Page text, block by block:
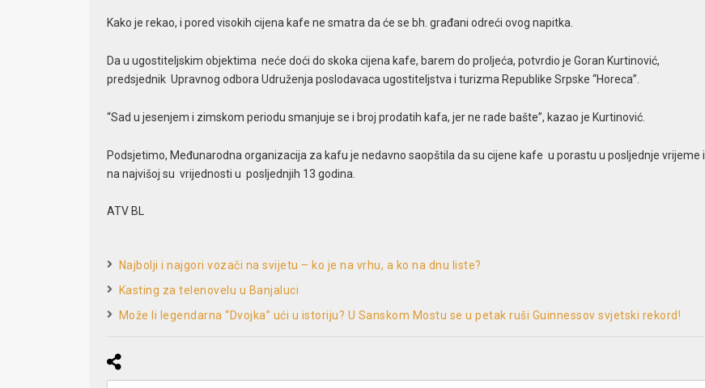
Kako je rekao, i pored visokih cijena kafe ne smatra da će se bh. građani odreći ovog napitka.
Da u ugostiteljskim objektima neće doći do skoka cijena kafe, barem do proljeća, potvrdio je Goran Kurtinović,
predsjednik Upravnog odbora Udruženja poslodavaca ugostiteljstva i turizma Republike Srpske “Horeca”.
“Sad u jesenjem i zimskom periodu smanjuje se i broj prodatih kafa, jer ne rade bašte”, kazao je Kurtinović.
Podsjetimo, Međunarodna organizacija za kafu je nedavno saopštila da su cijene kafe u porastu u posljednje vrijeme i
na najvišoj su vrijednosti u posljednjih 13 godina.
ATV BL
Najbolji i najgori vozači na svijetu – ko je na vrhu, a ko na dnu liste?
Kasting za telenovelu u Banjaluci
Može li legendarna “Dvojka” ući u istoriju? U Sanskom Mostu se u petak ruši Guinnessov svjetski rekord!